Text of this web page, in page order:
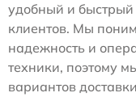
удобный и быстрый
клиентов. Мы
надежность и
техники, поэтому
вариантов